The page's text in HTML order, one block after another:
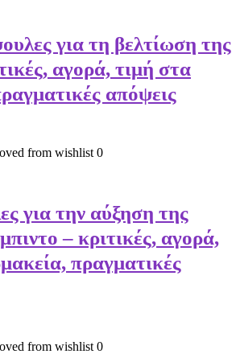
για τη βελτίωση της
αγορά, τιμή στα
απόψεις
from wishlist 0
για την αύξηση της
– κριτικές, αγορά,
πραγματικές
from wishlist 0